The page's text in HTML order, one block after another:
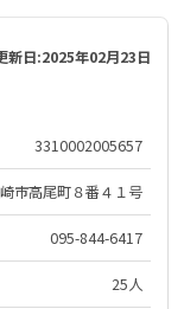
新日:2025年02月23日
3310002005657
市高尾町８番４１号
095-844-6417
25人